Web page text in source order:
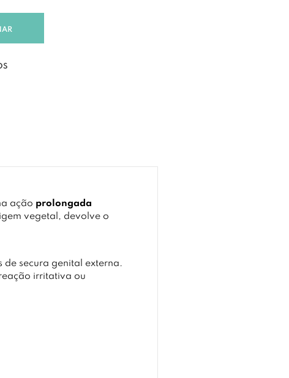
ação prolongada
vegetal, devolve o
secura genital externa.
irritativa ou